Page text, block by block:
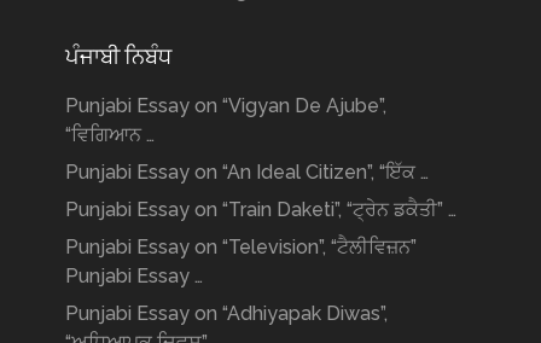
ਪੰਜਾਬੀ ਨਿਬੰਧ
Punjabi Essay on “Vigyan De Ajube”,
“ਵਿਗਿਆਨ …
Punjabi Essay on “An Ideal Citizen”, “ਇੱਕ …
Punjabi Essay on “Train Daketi”, “ਟ੍ਰੇਨ ਡਕੈਤੀ” …
Punjabi Essay on “Television”, “ਟੈਲੀਵਿਜ਼ਨ”
Punjabi Essay …
Punjabi Essay on “Adhiyapak Diwas”,